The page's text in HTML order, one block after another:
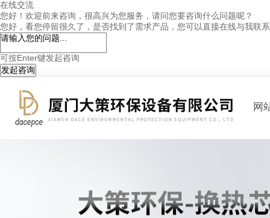
在线交流
您好！欢迎前来咨询，很高兴为您服务，请问您要咨询什么问题呢？
您好，看您停留很久了，是否找到了需求产品，您可以直接在线与我联
可按Enter键发起咨询
发起咨询
网